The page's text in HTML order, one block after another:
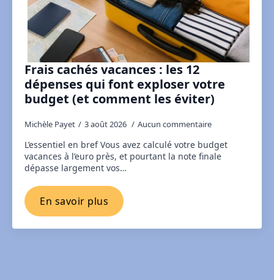
Frais cachés vacances : les 12
dépenses qui font exploser votre
budget (et comment les éviter)
Michèle Payet 3 août 2026 Aucun commentaire
L’essentiel en bref Vous avez calculé votre budget
vacances à l’euro près, et pourtant la note finale
dépasse largement vos…
En savoir plus